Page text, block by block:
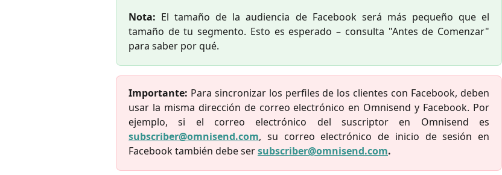
Nota: El tamaño de la audiencia de Facebook será más pequeño que el
tamaño de tu segmento. Esto es esperado – consulta "Antes de Comenzar"
para saber por qué.
Importante: Para sincronizar los perfiles de los clientes con Facebook, deben
usar la misma dirección de correo electrónico en Omnisend y Facebook. Por
ejemplo, si el correo electrónico del suscriptor en Omnisend es
subscriber@omnisend.com, su correo electrónico de inicio de sesión en
Facebook también debe sersubscriber@omnisend.com.